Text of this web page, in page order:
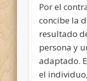
Por el
concibe la
resultado
persona y
adaptado.
el